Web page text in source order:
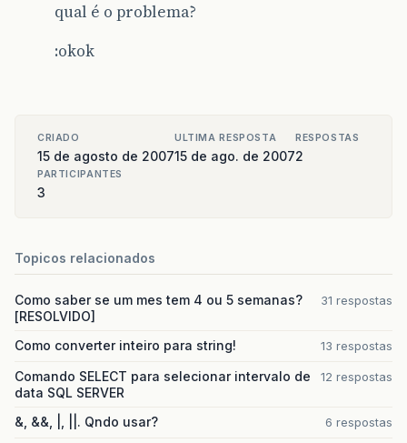
qual é o problema?
:okok
CRIADO
15 de agosto de 2007
ULTIMA RESPOSTA
15 de ago. de 2007
RESPOSTAS
2
PARTICIPANTES
3
Topicos relacionados
Como saber se um mes tem 4 ou 5 semanas?
[RESOLVIDO]
31 respostas
Como converter inteiro para string! 13 respostas
Comando SELECT para selecionar intervalo de
data SQL SERVER
12 respostas
&, &&, |, ||. Qndo usar? 6 respostas